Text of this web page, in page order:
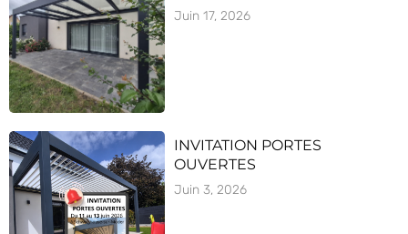
Juin 17, 2026
INVITATION PORTES
OUVERTES
Juin 3, 2026